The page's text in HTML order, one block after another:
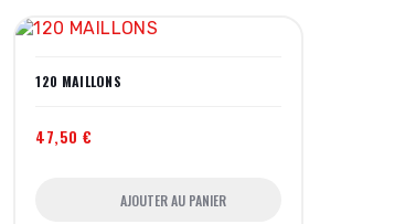
120 MAILLONS
47,50 €
AJOUTER AU PANIER